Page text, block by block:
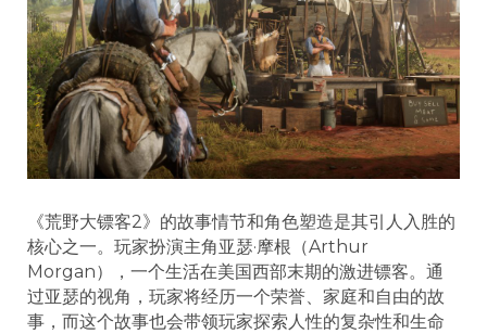
《荒野大镖客2》的故事情节和角色塑造是其引人入胜的
核心之一。玩家扮演主角亚瑟·摩根（Arthur
Morgan），一个生活在美国西部末期的激进镖客。通
过亚瑟的视角，玩家将经历一个荣誉、家庭和自由的故
事，而这个故事也会带领玩家探索人性的复杂性和生命